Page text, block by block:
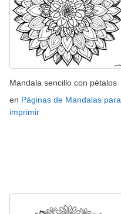
Mandala sencillo con pétalos
en Páginas de Mandalas para
imprimir